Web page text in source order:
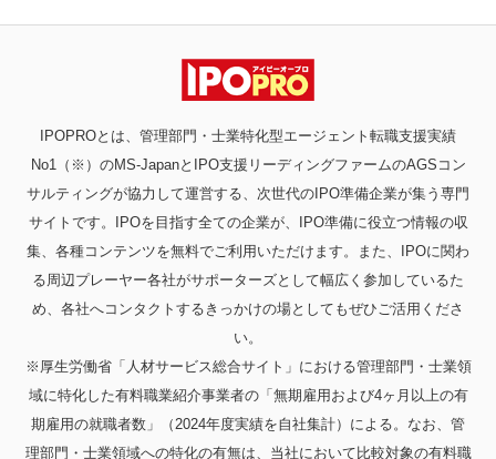
IPOPROとは、管理部門・士業特化型エージェント転職支援実績
No1（※）のMS-JapanとIPO支援リーディングファームのAGSコン
サルティングが協力して運営する、次世代のIPO準備企業が集う専門
サイトです。IPOを目指す全ての企業が、IPO準備に役立つ情報の収
集、各種コンテンツを無料でご利用いただけます。また、IPOに関わ
る周辺プレーヤー各社がサポーターズとして幅広く参加しているた
め、各社へコンタクトするきっかけの場としてもぜひご活用くださ
い。
※厚生労働省「人材サービス総合サイト」における管理部門・士業領
域に特化した有料職業紹介事業者の「無期雇用および4ヶ月以上の有
期雇用の就職者数」（2024年度実績を自社集計）による。なお、管
理部門・士業領域への特化の有無は、当社において比較対象の有料職